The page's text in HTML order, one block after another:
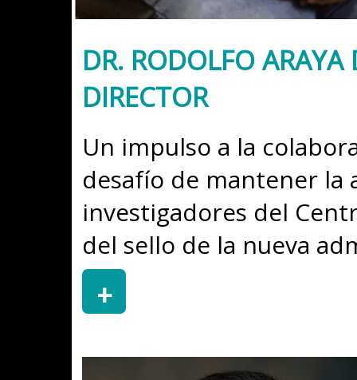
DR. RODOLFO
DIRECTOR
Un impulso a la
desafío de mantener
investigadores del
del sello de la nueva
+